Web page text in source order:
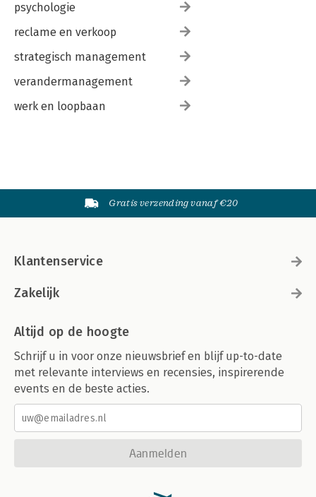
psychologie
reclame en verkoop
strategisch management
verandermanagement
werk en loopbaan
Gratis verzending vanaf €20
Klantenservice
Zakelijk
Altijd op de hoogte
Schrijf u in voor onze nieuwsbrief en blijf up-to-date
met relevante interviews en recensies, inspirerende
events en de beste acties.
Aanmelden